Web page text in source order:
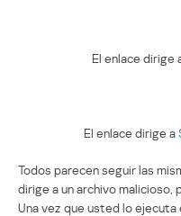
El enlace dirige
El enlace dirige a
Todos parecen seguir las
dirige a un archivo malicioso,
Una vez que usted lo ejecuta